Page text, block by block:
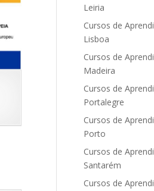
Leiria
Cursos de
Lisboa
Cursos de
Madeira
Cursos de
Portalegre
Cursos de
Porto
Cursos de
Santarém
Cursos de